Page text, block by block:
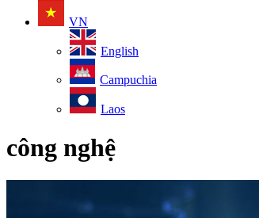
VN
English
Campuchia
Laos
công nghệ